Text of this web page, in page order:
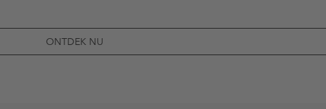
ONTDEK NU